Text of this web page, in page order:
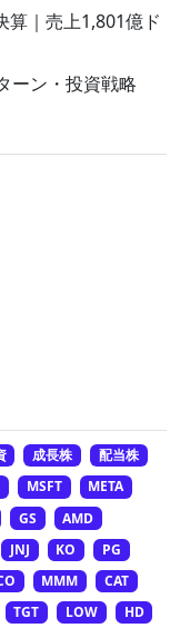
算｜売上1,801億ド
ーン・投資戦略
成長株
配当株
MSFT
META
GS
AMD
JNJ KO
PG
MMM
CAT
TGT LOW
HD